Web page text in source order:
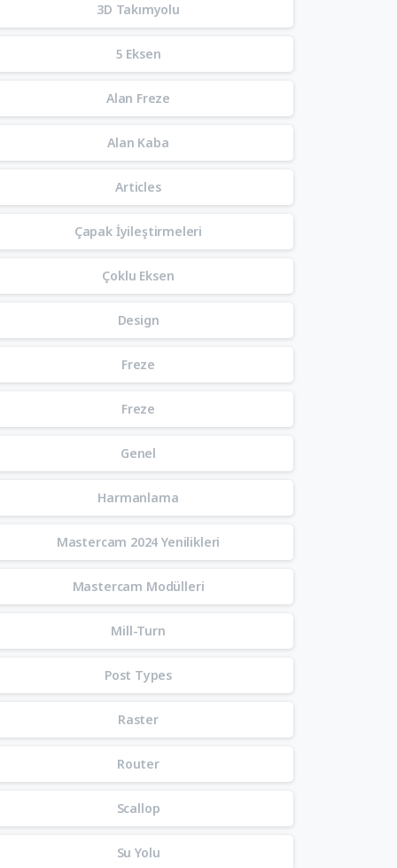
3D Takımyolu
5 Eksen
Alan Freze
Alan Kaba
Articles
Çapak İyileştirmeleri
Çoklu Eksen
Design
Freze
Freze
Genel
Harmanlama
Mastercam 2024 Yenilikleri
Mastercam Modülleri
Mill-Turn
Post Types
Raster
Router
Scallop
Su Yolu